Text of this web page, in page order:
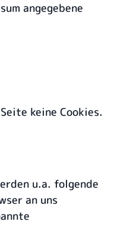
angegebene
keine Cookies.
u.a. folgende
an uns